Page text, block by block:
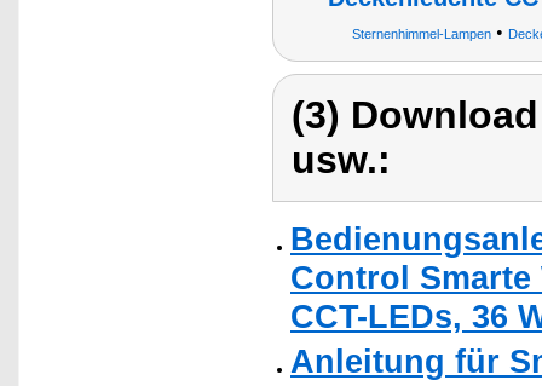
Sternenhimmel-Lampen•
(3)
usw.:
Control Smarte
CCT-LEDs, 36
Anleitung für